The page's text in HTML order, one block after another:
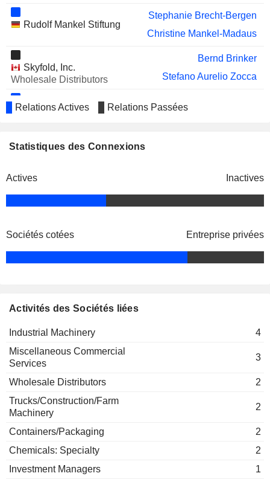
Rudolf Mankel Stiftung
Stephanie Brecht-Bergen
Christine Mankel-Madaus
Skyfold, Inc.
Wholesale Distributors
Bernd Brinker
Stefano Aurelio Zocca
dormakaba International
Services
Fox Robotics, Inc.
Miscellaneous Commercial
Riet Cadonau
Karina Dubs-Kuenzle
Stephanie Brecht-Bergen
Christine Mankel-Madaus
Relations Actives Relations Passées
Statistiques des Connexions
Actives Inactives
Sociétés cotées Entreprise privées
Activités des Sociétés liées
Industrial Machinery
4
Miscellaneous Commercial
Services
3
Wholesale Distributors
2
Trucks/Construction/Farm
Machinery
2
Containers/Packaging
2
Chemicals: Specialty
2
Investment Managers
1